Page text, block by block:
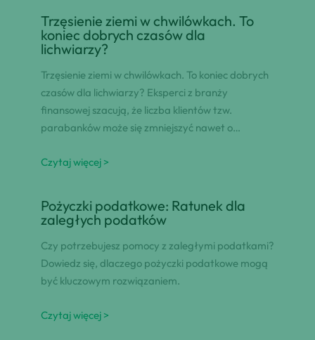
Trzęsienie ziemi w chwilówkach. To
koniec dobrych czasów dla
lichwiarzy?
Trzęsienie ziemi w chwilówkach. To koniec dobrych
czasów dla lichwiarzy? Eksperci z branży
finansowej szacują, że liczba klientów tzw.
parabanków może się zmniejszyć nawet o…
Czytaj więcej >
Pożyczki podatkowe: Ratunek dla
zaległych podatków
Czy potrzebujesz pomocy z zaległymi podatkami?
Dowiedz się, dlaczego pożyczki podatkowe mogą
być kluczowym rozwiązaniem.
Czytaj więcej >